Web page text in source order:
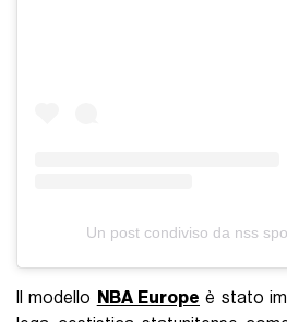
Un post condiviso da nss
Il modello NBA Europe è stato